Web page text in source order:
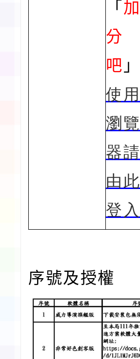
「 加
分
吧 」
使用
瀏覽
器請
由此
登入
序號及授權